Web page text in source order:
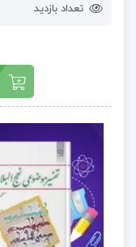
تعداد بازدید